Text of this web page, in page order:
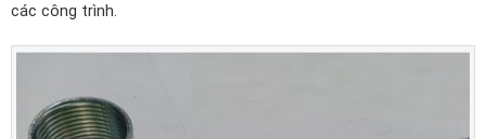
các công trình.